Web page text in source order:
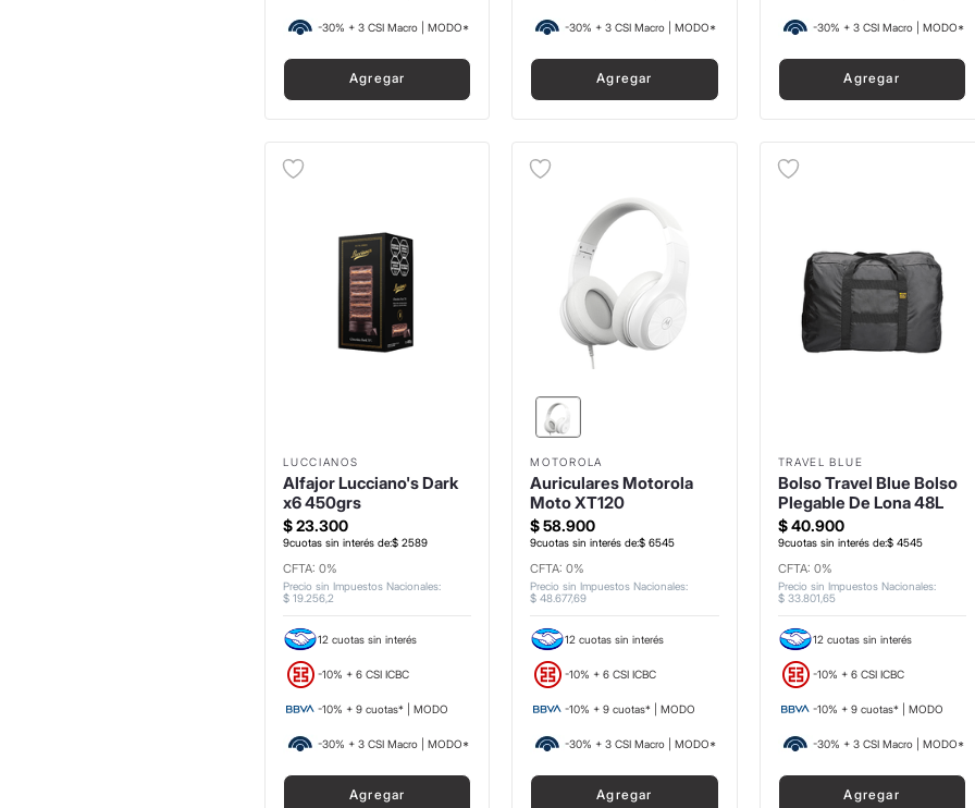
-30% + 3 CSI Macro | MODO*
Agregar
-30% + 3 CSI Macro | MODO*
Agregar
-30% + 3 CSI Macro | MODO*
Agregar
LUCCIANOS
Alfajor Lucciano's Dark
x6 450grs
$23.300
9cuotas sin interés de:$ 2589
CFTA: 0%
Precio sin Impuestos Nacionales:
$ 19.256,2
12 cuotas sin interés
-10% + 6 CSI ICBC
-10% + 9 cuotas* | MODO
-30% + 3 CSI Macro | MODO*
Agregar
MOTOROLA
Auriculares Motorola
Moto XT120
$58.900
9cuotas sin interés de:$ 6545
CFTA: 0%
Precio sin Impuestos Nacionales:
$ 48.677,69
12 cuotas sin interés
-10% + 6 CSI ICBC
-10% + 9 cuotas* | MODO
-30% + 3 CSI Macro | MODO*
Agregar
TRAVEL BLUE
Bolso Travel Blue Bolso
Plegable De Lona 48L
$ 40.900
9cuotas sin interés de:$ 4545
CFTA: 0%
Precio sin Impuestos Nacionales:
$ 33.801 65
12 cuotas sin interés
-10% + 6 CSI ICBC
-10% + 9 cuotas* | MODO
-30% + 3 CSI Macro | MODO*
Agregar